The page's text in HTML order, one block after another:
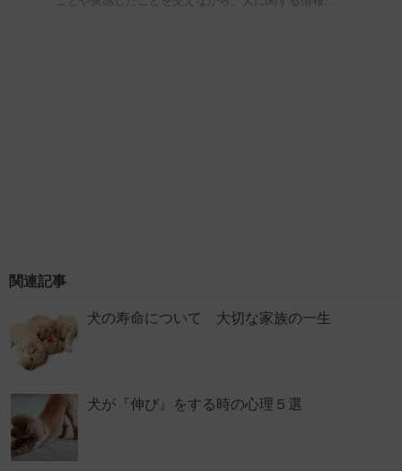
関連記事
犬の寿命について 大切な家族の一生
犬が『伸び』をする時の心理５選